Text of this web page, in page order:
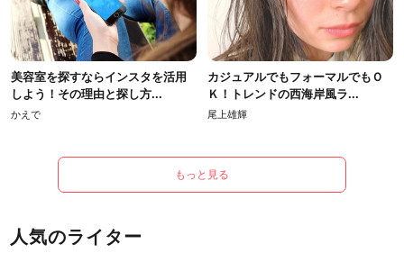
美容室を探すならインスタを活用
しよう！その理由と探し方...
かえで
カジュアルでもフォーマルでもＯ
Ｋ！トレンドの西海岸風ラ...
尾上雄輝
もっと見る
人気のライター